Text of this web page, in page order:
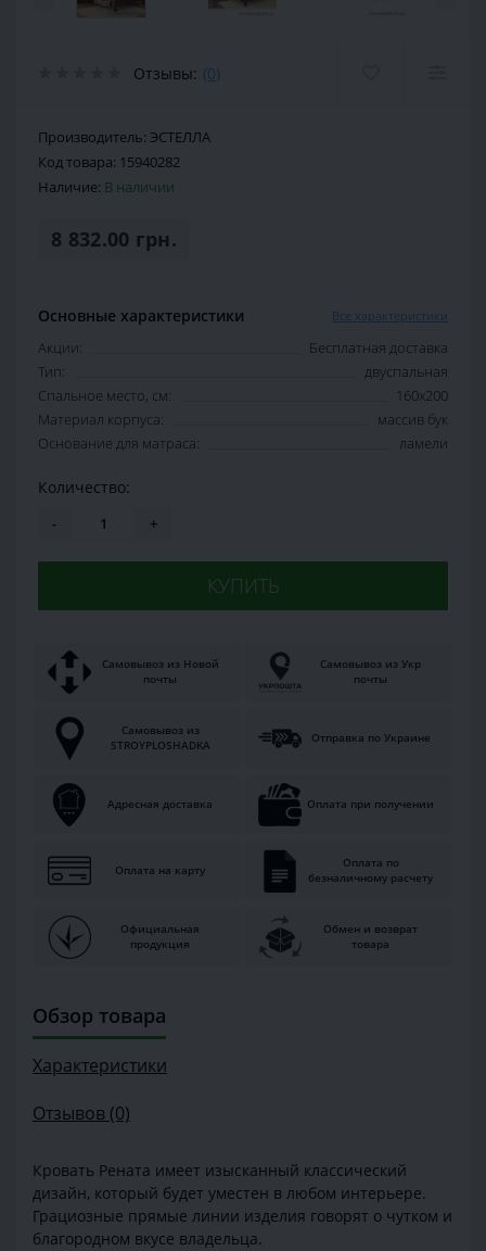
Отзывы: (0)
Производитель: ЭСТЕЛЛА
Код товара: 15940282
Наличие: В наличии
8 832.00 грн.
Основные характеристики Все характеристики
Акции:
Бесплатная доставка
Тип:
двуспальная
Спальное место, см:
160х200
Материал корпуса:
массив бук
Основание для матраса:
ламели
Количество:
- +
КУПИТЬ
Самовывоз из Новой
почты
Самовывоз из Укр
почты
Самовывоз из
STROYPLOSHADKA
Отправка по Украине
Адресная доставка Оплата при получении
Оплата на карту
Оплата по
безналичному расчету
Официальная
продукция
Обмен и возврат
товара
Обзор товара
Характеристики
Отзывов (0)
Кровать Рената имеет изысканный классический
дизайн, который будет уместен в любом интерьере.
Грациозные прямые линии изделия говорят о чутком и
благородном вкусе владельца.